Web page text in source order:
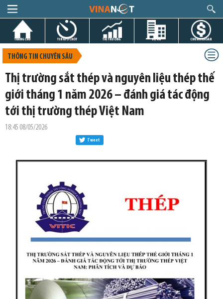
TRANG CHỦ TIN GIỜ CHÓT THỊ TRƯỜNG DỰ ÁN CHỨNG KHOÁN
THÔNG TIN CHUYÊN SÂU
Thị trường sắt thép và nguyên liệu thép thế
giới tháng 1 năm 2026 – đánh giá tác động
tới thị trường thép Việt Nam
18:45 08/05/2026
Tweet